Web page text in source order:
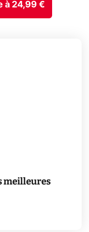
à 24,99 €
meilleures